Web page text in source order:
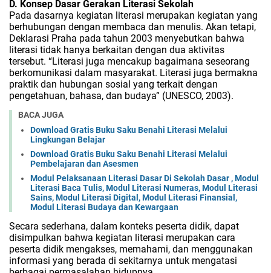
D. Konsep Dasar Gerakan Literasi Sekolah
Pada dasarnya kegiatan literasi merupakan kegiatan yang
berhubungan dengan membaca dan menulis. Akan tetapi,
Deklarasi Praha pada tahun 2003 menyebutkan bahwa
literasi tidak hanya berkaitan dengan dua aktivitas
tersebut. “Literasi juga mencakup bagaimana seseorang
berkomunikasi dalam masyarakat. Literasi juga bermakna
praktik dan hubungan sosial yang terkait dengan
pengetahuan, bahasa, dan budaya” (UNESCO, 2003).
BACA JUGA
Download Gratis Buku Saku Benahi Literasi Melalui
Lingkungan Belajar
Download Gratis Buku Saku Benahi Literasi Melalui
Pembelajaran dan Asesmen
Modul Pelaksanaan Literasi Dasar Di Sekolah Dasar , Modul
Literasi Baca Tulis, Modul Literasi Numeras, Modul Literasi
Sains, Modul Literasi Digital, Modul Literasi Finansial,
Modul Literasi Budaya dan Kewargaan
Secara sederhana, dalam konteks peserta didik, dapat
disimpulkan bahwa kegiatan literasi merupakan cara
peserta didik mengakses, memahami, dan menggunakan
informasi yang berada di sekitarnya untuk mengatasi